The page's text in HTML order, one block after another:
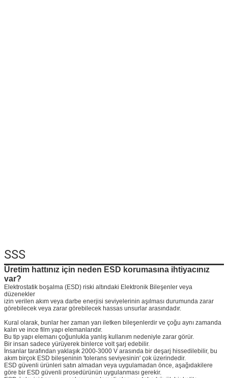
Sizi yakında
SSS
Üretim hattınız için neden ESD korumasına ihtiyacınız
var?
Elektrostatik boşalma (ESD) riski altındaki Elektronik Bileşenler veya
düzenekler
izin verilen akım veya darbe enerjisi seviyelerinin aşılması durumunda zarar
görebilecek veya zarar görebilecek hassas unsurlar arasındadır.
Kural olarak, bunlar her zaman yarı iletken bileşenlerdir ve çoğu aynı zamanda
kalın ve ince film yapı elemanlarıdır.
Bu tip yapı elemanı çoğunlukla yanlış kullanım nedeniyle zarar görür.
Bir insan sadece yürüyerek binlerce volt şarj edebilir.
İnsanlar tarafından yaklaşık 2000-3000 V arasında bir deşarj hissedilebilir, bu
akım birçok ESD bileşeninin 'tolerans seviyesinin' çok üzerindedir.
ESD güvenli ürünleri satın almadan veya uygulamadan önce, aşağıdakilere
göre bir ESD güvenli prosedürünün uygulanması gerekir.